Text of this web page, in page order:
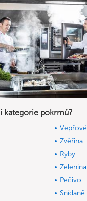
kategorie pokrmů?
Vepřové
Zvěřina
Ryby
Zelenina
Pečivo
Snídaně